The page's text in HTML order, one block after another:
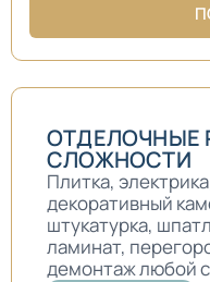
ОТДЕЛОЧНЫЕ
СЛОЖНОСТИ
Плитка,
декоративный
штукатурка,
ламинат,
демонтаж любой